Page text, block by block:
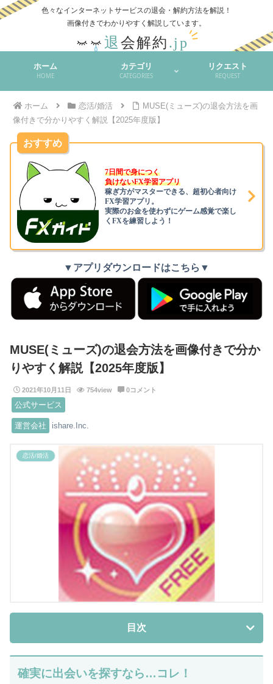
色々なインターネットサービスの退会・解約方法を解説！
ホーム
HOME
カテゴリ
CATEGORIES
リクエスト
REQUEST
ホーム 恋活/婚活
MUSE(ミューズ)の退会方法を画
像付きで分かりやすく解説【2025年度版】
おすすめ
7日間で身につく
負けないFX学習アプリ
稼ぎ方がマスターできる、超初心者向け
FX学習アプリ。
実際のお金を使わずにゲーム感覚で楽し
くFXを練習しよう！
▼アプリダウンロードはこちら▼
MUSE(ミューズ)の退会方法を画像付きで分か
りやすく解説【2025年度版】
2021年10月11日 754view 0コメント
公式サービス
運営会社 ishare.Inc.
恋活/婚活
目次
確実に出会いを探すなら…コレ！